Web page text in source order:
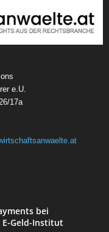
e.U.
17a
bei
E-Geld-Institut